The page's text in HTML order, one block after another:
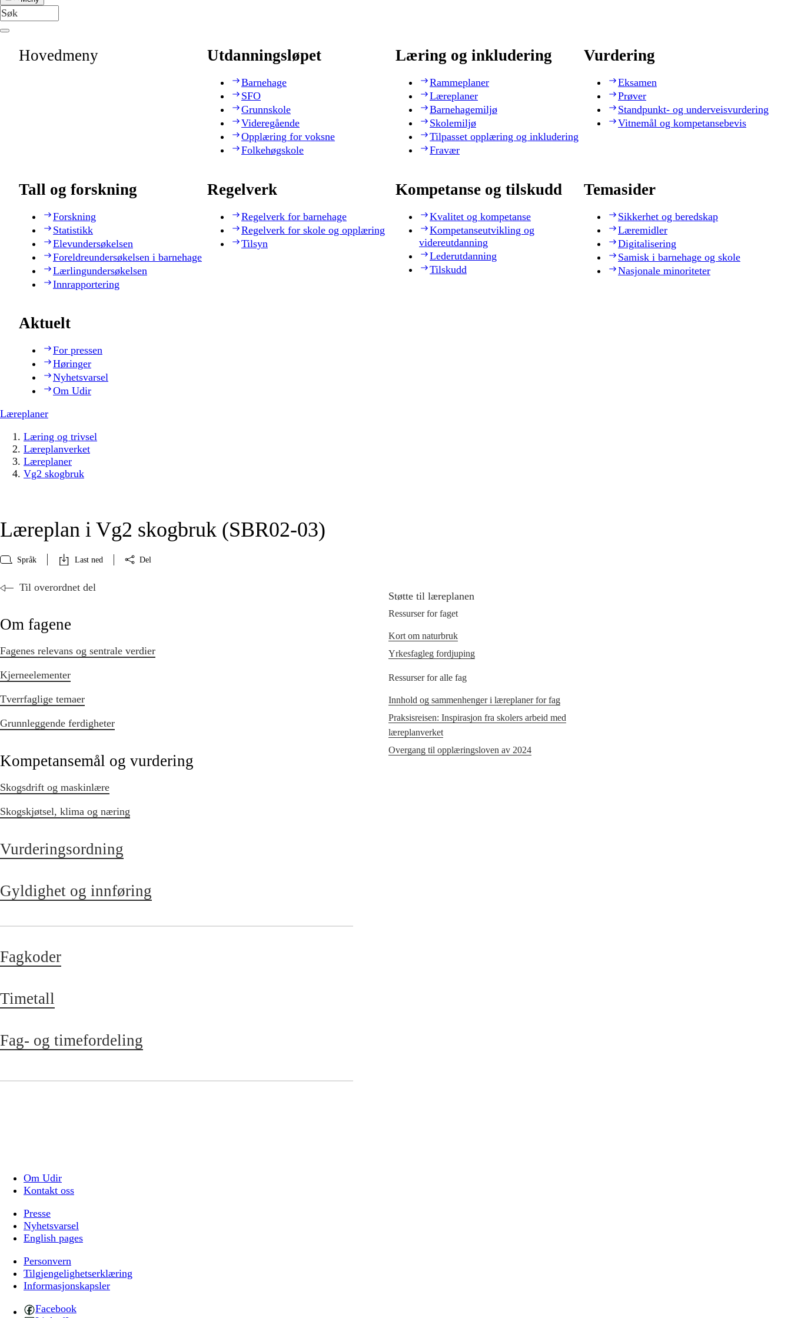
Hovedmeny Utdanningsløpet
Barnehage
SFO
Grunnskole
Videregående
Opplæring for voksne
Folkehøgskole
Læring og inkludering
Rammeplaner
Læreplaner
Barnehagemiljø
Skolemiljø
Tilpasset opplæring og inkludering
Fravær
Vurdering
Eksamen
Prøver
Standpunkt- og underveisvurdering
Vitnemål og kompetansebevis
Tall og forskning
Forskning
Statistikk
Elevundersøkelsen
Foreldreundersøkelsen i barnehage
Lærlingundersøkelsen
Innrapportering
Regelverk
Regelverk for barnehage
Regelverk for skole og opplæring
Tilsyn
Kompetanse og tilskudd
Kvalitet og kompetanse
Kompetanseutvikling og
videreutdanning
Lederutdanning
Tilskudd
Temasider
Sikkerhet og beredskap
Læremidler
Digitalisering
Samisk i barnehage og skole
Nasjonale minoriteter
Aktuelt
For pressen
Høringer
Nyhetsvarsel
Om Udir
Læreplaner
Læring og trivsel
Læreplanverket
Læreplaner
Vg2 skogbruk
Læreplan i Vg2 skogbruk (SBR02‑03)
Språk Last ned Del
Til overordnet del
Om fagene
Fagenes relevans og sentrale verdier
Kjerneelementer
Tverrfaglige temaer
Grunnleggende ferdigheter
Kompetansemål og vurdering
Skogsdrift og maskinlære
Skogskjøtsel, klima og næring
Vurderingsordning
Gyldighet og innføring
Fagkoder
Timetall
Fag- og timefordeling
Støtte til læreplanen
Ressurser for faget
Kort om naturbruk
Yrkesfagleg fordjuping
Ressurser for alle fag
Innhold og sammenhenger i læreplaner for fag
Praksisreisen: Inspirasjon fra skolers arbeid med
læreplanverket
Overgang til opplæringsloven av 2024
Om Udir
Kontakt oss
Presse
Nyhetsvarsel
English pages
Personvern
Tilgjengelighetserklæring
Informasjonskapsler
Facebook